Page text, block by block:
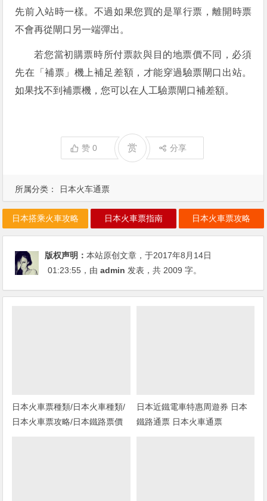
所属分类： 日本火车通票
先前入站時一樣。不過如果您買的是單行票，離開時票
不會再從閘口另一端彈出。
若您當初購票時所付票款與目的地票價不同，必須
先在「補票」機上補足差額，才能穿過驗票閘口出站。
如果找不到補票機，您可以在人工驗票閘口補差額。
赞0 赏 分享
日本搭乘火車攻略 日本火車票指南 日本火車票攻略
版权声明：本站原创文章，于2017年8月14日
01:23:55 ，由admin 发表，共 2009 字。
日本火車票種類/日本火車種類/
日本火車票攻略/日本鐵路票價
日本近鐵電車特惠周遊券 日本
鐵路通票 日本火車通票